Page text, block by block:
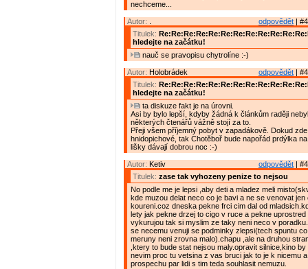
nechceme...
odpovědět |
Autor:
Titulek:
hledejte na začátku!
nauč se pravopisu chytrolíne :-)
odpovědět |
Autor: Holobrádek
Titulek:
hledejte na začátku!
ta diskuze fakt je na úrovni.
Asi by bylo lepší, kdyby žádná k článkům raději
některých čtenářů vážně stojí za to.
Přeji všem příjemný pobyt v zapadákově. Dokud
hnidopichové, tak Chotěboř bude napořád prdýlka
lišky dávají dobrou noc :-)
odpovědět |
Autor: Ketiv
Titulek: zase tak vyhozeny penize to nejsou
No podle me je lepsi ,aby deti a mladez meli
kde muzou delat neco co je bavi a ne se venovat jen
koureni.coz dneska pekne frci cim dal od
lety jak pekne drzej to cigo v ruce a pekne uprostred
vykurujou tak si myslim ze taky neni neco v
se necemu venuji se podminky zlepsi(tech spuntu
meruny neni zrovna malo).chapu ,ale na druhou
,ktery to bude stat nejsou maly.opravit silnice,kino
nevim proc tu vetsina z vas bruci jak to je k nicemu
prospechu par lidi s tim teda souhlasit nemuzu.